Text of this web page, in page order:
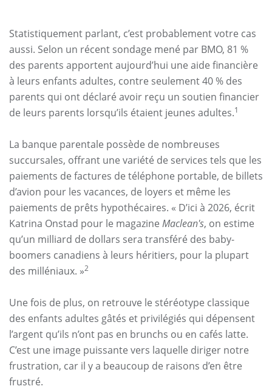
Statistiquement parlant, c’est probablement votre cas
aussi. Selon un récent sondage mené par BMO, 81 %
des parents apportent aujourd’hui une aide financière
à leurs enfants adultes, contre seulement 40 % des
parents qui ont déclaré avoir reçu un soutien financier
de leurs parents lorsqu’ils étaient jeunes adultes.1
La banque parentale possède de nombreuses
succursales, offrant une variété de services tels que les
paiements de factures de téléphone portable, de billets
d’avion pour les vacances, de loyers et même les
paiements de prêts hypothécaires. « D’ici à 2026, écrit
Katrina Onstad pour le magazine Maclean's, on estime
qu’un milliard de dollars sera transféré des baby-
boomers canadiens à leurs héritiers, pour la plupart
des milléniaux. »2
Une fois de plus, on retrouve le stéréotype classique
des enfants adultes gâtés et privilégiés qui dépensent
l’argent qu’ils n’ont pas en brunchs ou en cafés latte.
C’est une image puissante vers laquelle diriger notre
frustration, car il y a beaucoup de raisons d’en être
frustré.